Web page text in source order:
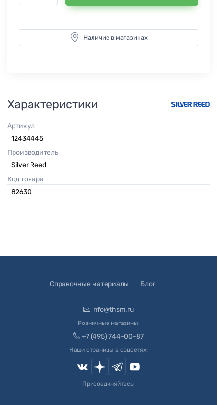
Наличие в магазинах
Характеристики
Артикул
12434445
Производитель
Silver Reed
Код товара
82630
Справочные материалы Блог
info@thsm.ru
Розничные магазины:
+7 (495) 744-00-87
Наши страницы в соцсетях:
Присоединяйтесь!